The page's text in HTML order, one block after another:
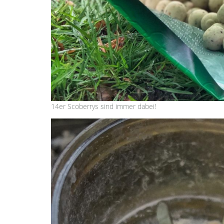
14er Scoberrys sind immer dabei!